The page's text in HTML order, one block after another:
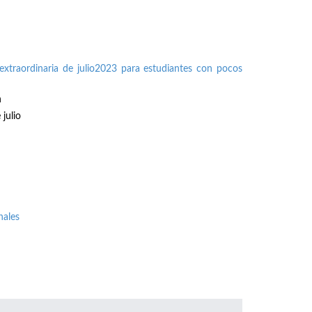
de julio2023 para estudiantes con pocos
julio